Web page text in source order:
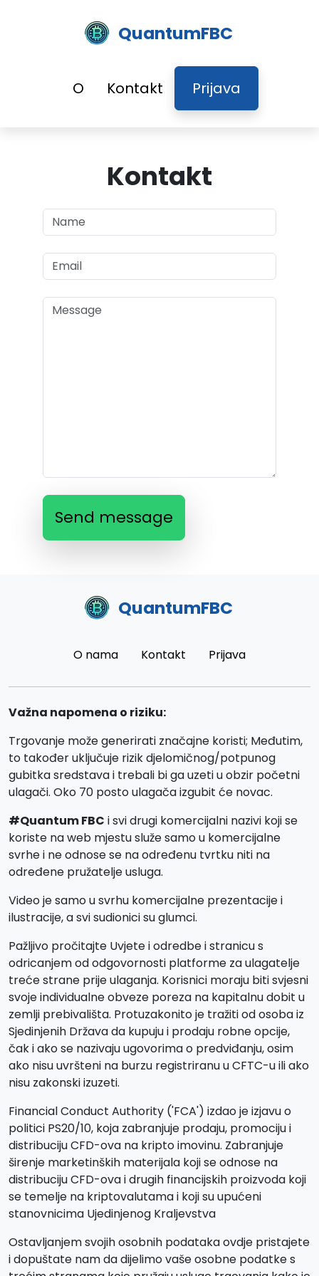
QuantumFBC
O Kontakt Prijava
Kontakt
Send message
QuantumFBC
O nama Kontakt Prijava
Važna napomena o riziku:
Trgovanje može generirati značajne koristi; Međutim,
to također uključuje rizik djelomičnog/potpunog
gubitka sredstava i trebali bi ga uzeti u obzir početni
ulagači. Oko 70 posto ulagača izgubit će novac.
#Quantum FBC i svi drugi komercijalni nazivi koji se
koriste na web mjestu služe samo u komercijalne
svrhe i ne odnose se na određenu tvrtku niti na
određene pružatelje usluga.
Video je samo u svrhu komercijalne prezentacije i
ilustracije, a svi sudionici su glumci.
Pažljivo pročitajte Uvjete i odredbe i stranicu s
odricanjem od odgovornosti platforme za ulagatelje
treće strane prije ulaganja. Korisnici moraju biti svjesni
svoje individualne obveze poreza na kapitalnu dobit u
zemlji prebivališta. Protuzakonito je tražiti od osoba iz
Sjedinjenih Država da kupuju i prodaju robne opcije,
čak i ako se nazivaju ugovorima o predviđanju, osim
ako nisu uvršteni na burzu registriranu u CFTC-u ili ako
nisu zakonski izuzeti.
Financial Conduct Authority ('FCA') izdao je izjavu o
politici PS20/10, koja zabranjuje prodaju, promociju i
distribuciju CFD-ova na kripto imovinu. Zabranjuje
širenje marketinških materijala koji se odnose na
distribuciju CFD-ova i drugih financijskih proizvoda koji
se temelje na kriptovalutama i koji su upućeni
stanovnicima Ujedinjenog Kraljevstva
Ostavljanjem svojih osobnih podataka ovdje pristajete
i dopuštate nam da dijelimo vaše osobne podatke s